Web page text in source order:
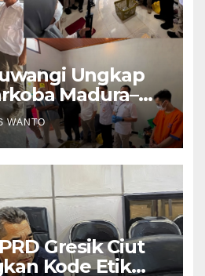
Ungkap
Madura–
WANTO
Gresik Ciut
Kode Etik